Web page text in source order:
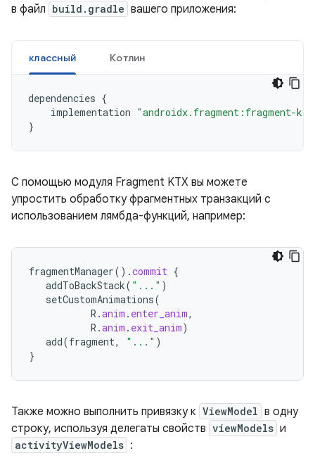
в файл build.gradle вашего приложения:
классный Котлин
dependencies {
implementation "androidx.fragment:fragment-
}
С помощью модуля Fragment KTX вы можете
упростить обработку фрагментных транзакций с
использованием лямбда-функций, например:
fragmentManager().commit {
addToBackStack( "..." )
setCustomAnimations(
R .anim . enter_anim,
R .anim . exit_anim)
add(fragment, "..." )
}
Также можно выполнить привязку к ViewModel в одну
строку, используя делегаты свойств viewModels и
activityViewModels :